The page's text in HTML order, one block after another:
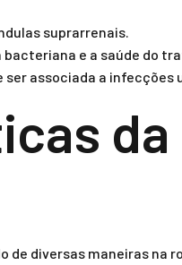
suprarrenais.
e a saúde do
associada a infecções
da
de diversas maneiras na